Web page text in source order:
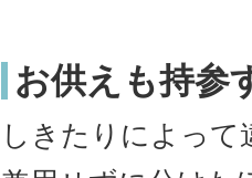
お供えも持参
しきたりによって